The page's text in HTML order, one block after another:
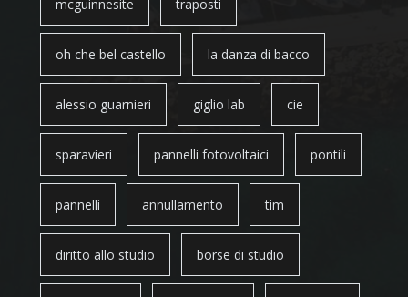
mcguinnesite traposti
oh che bel castello la danza di bacco
alessio guarnieri giglio lab cie
sparavieri pannelli fotovoltaici pontili
pannelli annullamento tim
diritto allo studio borse di studio